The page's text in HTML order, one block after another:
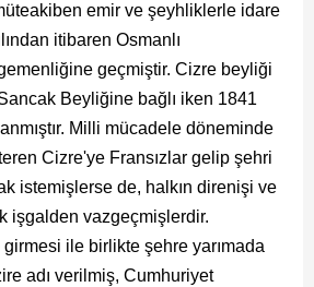
emir ve şeyhliklerle idare
itibaren Osmanlı
geçmiştir. Cizre beyliği
Beyliğine bağlı iken 1841
Milli mücadele döneminde
Cizre'ye Fransızlar gelip şehri
istemişlerse de, halkın direnişi ve
işgalden vazgeçmişlerdir.
ile birlikte şehre yarımada
adı verilmiş, Cumhuriyet